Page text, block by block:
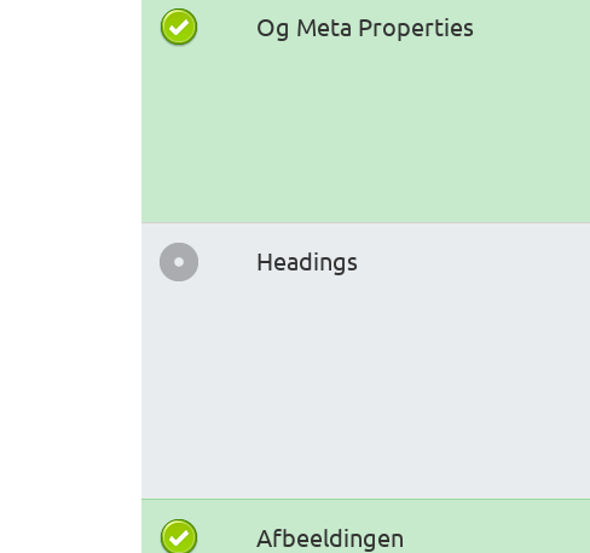
Og Meta Properties
Headings
Afbeeldingen